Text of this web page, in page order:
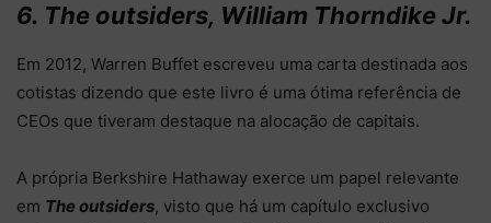
6. The outsiders, William Thorndike Jr.
Em 2012, Warren Buffet escreveu uma carta destinada aos
cotistas dizendo que este livro é uma ótima referência de
CEOs que tiveram destaque na alocação de capitais.
A própria Berkshire Hathaway exerce um papel relevante
em The outsiders, visto que há um capítulo exclusivo